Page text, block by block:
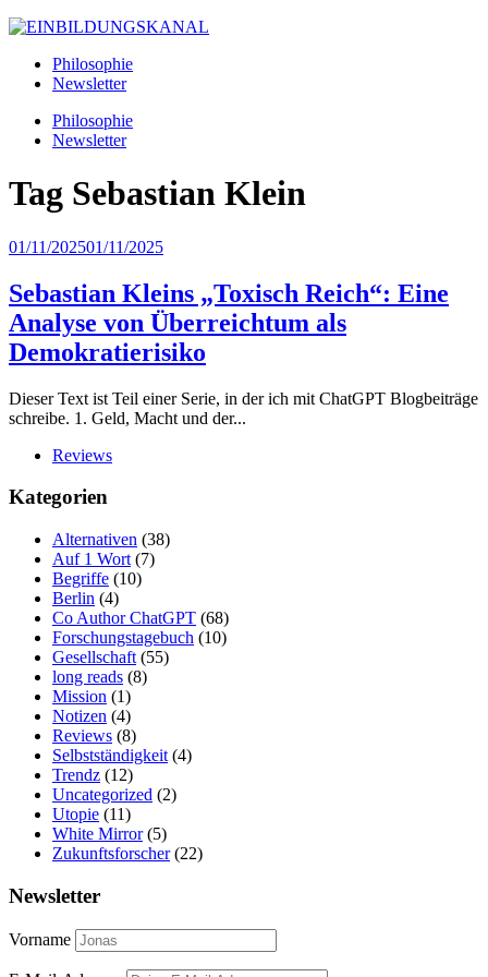
Philosophie
Newsletter
Philosophie
Newsletter
Tag Sebastian Klein
01/11/202501/11/2025
Sebastian Kleins „Toxisch Reich“: Eine
Analyse von Überreichtum als
Demokratierisiko
Dieser Text ist Teil einer Serie, in der ich mit ChatGPT Blogbeiträge
schreibe. 1. Geld, Macht und der...
Reviews
Kategorien
Alternativen (38)
Auf 1 Wort (7)
Begriffe (10)
Berlin (4)
Co Author ChatGPT (68)
Forschungstagebuch (10)
Gesellschaft (55)
long reads (8)
Mission (1)
Notizen (4)
Reviews (8)
Selbstständigkeit (4)
Trendz (12)
Uncategorized (2)
Utopie (11)
White Mirror(5)
Zukunftsforscher(22)
Newsletter
Vorname